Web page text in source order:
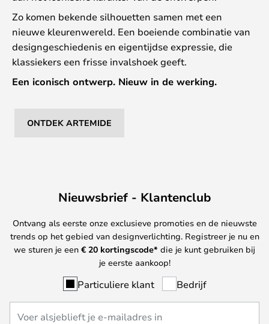
Zo komen bekende silhouetten samen met een
nieuwe kleurenwereld. Een boeiende combinatie van
designgeschiedenis en eigentijdse expressie, die
klassiekers een frisse invalshoek geeft.
Een iconisch ontwerp. Nieuw in de werking.
ONTDEK ARTEMIDE
Nieuwsbrief - Klantenclub
Ontvang als eerste onze exclusieve promoties en de nieuwste
trends op het gebied van designverlichting. Registreer je nu en
we sturen je een € 20 kortingscode* die je kunt gebruiken bij
je eerste aankoop!
Particuliere klant Bedrijf